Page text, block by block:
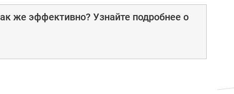
же эффективно? Узнайте подробнее о